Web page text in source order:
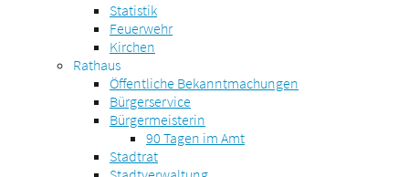
Statistik
Feuerwehr
Kirchen
Rathaus
Öffentliche Bekanntmachungen
Bürgerservice
Bürgermeisterin
90 Tagen im Amt
Stadtrat